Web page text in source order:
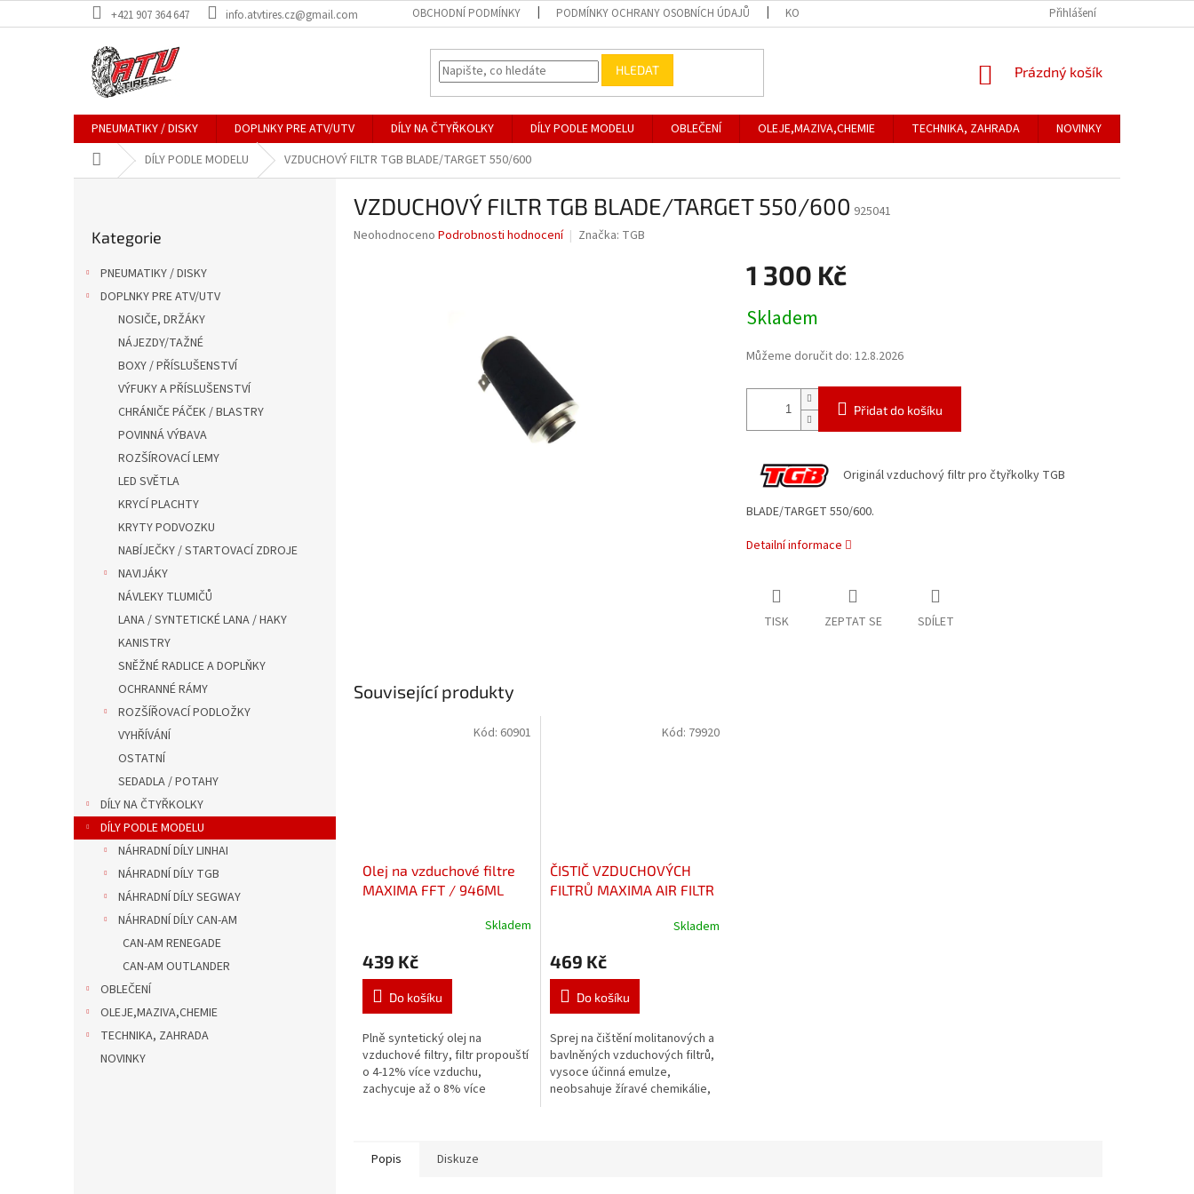
na
+421 907 364 647 info.atvtires.cz@gmail.com OBCHODNÍ PODMÍNKY PODMÍNKY OCHRANY OSOBNÍCH ÚDAJŮ KONTAKTNÍ ÚDAJE Přihlášení
HLEDAT
NÁKUPNÍ
Prázdný košík
PNEUMATIKY / DISKY DOPLNKY PRE ATV/UTV DÍLY NA ČTYŘKOLKY DÍLY PODLE MODELU OBLEČENÍ OLEJE,MAZIVA,CHEMIE TECHNIKA, ZAHRADA NOVINKY
Domů DÍLY PODLE MODELU VZDUCHOVÝ FILTR TGB BLADE/TARGET 550/600
kategorie
Kategorie
PNEUMATIKY / DISKY
DOPLNKY PRE ATV/UTV
NOSIČE, DRŽÁKY
NÁJEZDY/TAŽNÉ
BOXY / PŘÍSLUŠENSTVÍ
VÝFUKY A PŘÍSLUŠENSTVÍ
CHRÁNIČE PÁČEK / BLASTRY
POVINNÁ VÝBAVA
ROZŠÍROVACÍ LEMY
LED SVĚTLA
KRYCÍ PLACHTY
KRYTY PODVOZKU
NABÍJEČKY / STARTOVACÍ ZDROJE
NAVIJÁKY
NÁVLEKY TLUMIČŮ
LANA / SYNTETICKÉ LANA / HAKY
KANISTRY
SNĚŽNÉ RADLICE A DOPLŇKY
OCHRANNÉ RÁMY
ROZŠÍŘOVACÍ PODLOŽKY
VYHŘÍVÁNÍ
OSTATNÍ
SEDADLA / POTAHY
DÍLY NA ČTYŘKOLKY
DÍLY PODLE MODELU
NÁHRADNÍ DÍLY LINHAI
NÁHRADNÍ DÍLY TGB
NÁHRADNÍ DÍLY SEGWAY
NÁHRADNÍ DÍLY CAN-AM
CAN-AM RENEGADE
CAN-AM OUTLANDER
OBLEČENÍ
OLEJE,MAZIVA,CHEMIE
TECHNIKA, ZAHRADA
NOVINKY
VZDUCHOVÝ FILTR TGB BLADE/TARGET 550/600 925041
Průměrné
Neohodnoceno Podrobnosti hodnocení Značka: TGB
1 300 Kč
cena:
Skladem
Můžeme doručit do: 12.8.2026
Přidat do košíku
Originál vzduchový filtr pro čtyřkolky TGB
BLADE/TARGET 550/600.
Detailní informace
TISK ZEPTAT SE SDÍLET
Související produkty
Olej na vzduchové filtre
MAXIMA FFT / 946ML
Skladem
439 Kč
Do košíku
Plně syntetický olej na
vzduchové filtry, filtr propouští
o 4-12% více vzduchu,
zachycuje až o 8% více
Kód: 60901
ČISTIČ VZDUCHOVÝCH
FILTRŮ MAXIMA AIR FILTR
Skladem
469 Kč
Do košíku
Sprej na čištění molitanových a
bavlněných vzduchových filtrů,
vysoce účinná emulze,
neobsahuje žíravé chemikálie,
Kód: 79920
Popis Diskuze